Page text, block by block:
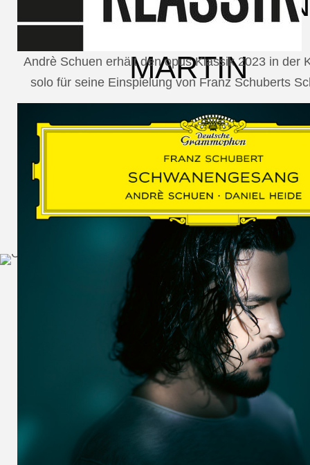
MARTIN
SCHUMANN,
LIEDERKREIS
OP. 24
SECHS
MONOLOGE
AUS
JEDERMANN
GESÄNGE
DES
HARFNERS
Andrè Schuen,
Baritone
Andrè Schuen erhält den opus Klassik 2023 in der
solo für seine Einspielung von Franz Schuberts